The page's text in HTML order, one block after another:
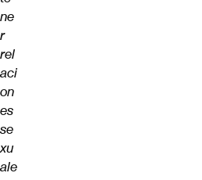
ne
r
rel
aci
on
es
se
xu
ale